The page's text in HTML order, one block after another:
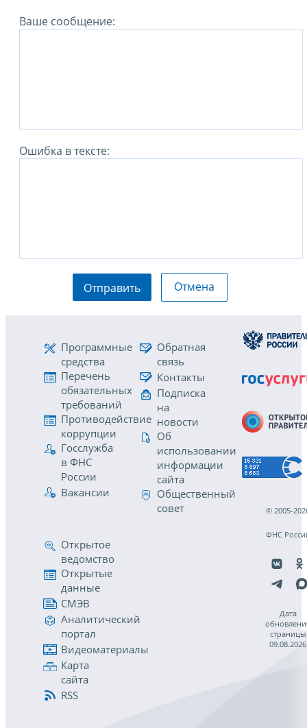
Ваше сообщение:
Ошибка в тексте:
Отправить Отмена
Программные
средства
Перечень
обязательных
требований
Противодействие
коррупции
Госслужба
в ФНС
России
Вакансии
Обратная
связь
Контакты
Подписка
на
новости
Об
использовании
информации
сайта
Общественный
совет
Открытое
ведомство
Открытые
данные
СМЭВ
Аналитический
портал
Видеоматериалы
Карта
сайта
RSS
© 2005-
ФНС
Дата
страницы
09.08.2026